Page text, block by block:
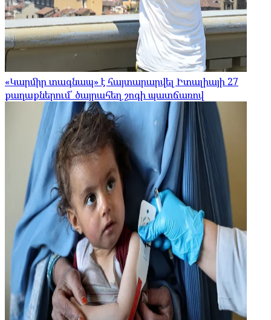
«Կարմիր տագնապ» է հայտարարվել Իտալիայի 27
քաղաքներում՝ ծայրահեղ շոգի պատճառով